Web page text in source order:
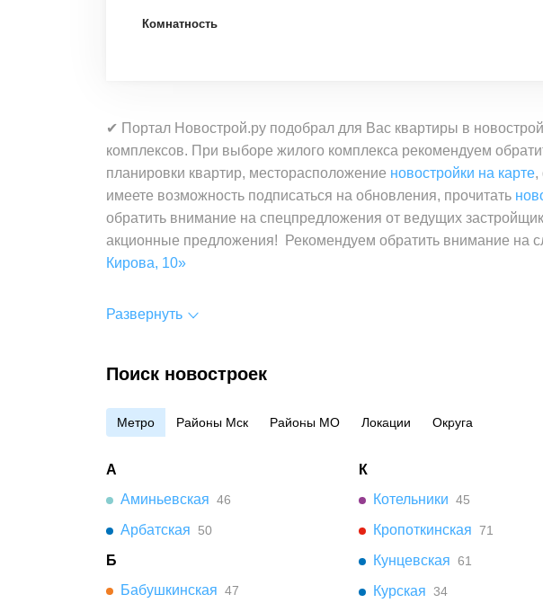
Комнатность
✔ Портал Новострой.ру подобрал для Вас квартиры в
комплексов. При выборе жилого комплекса рекомендуем
планировки квартир, месторасположение новостройки на карте,
имеете возможность подписаться на обновления, прочитать
обратить внимание на спецпредложения от ведущих
акционные предложения! Рекомендуем обратить внимание на
Кирова, 10»
Развернуть
Поиск новостроек
Метро Районы Мск Районы МО Локации Округа
А
Аминьевская 46
Арбатская 50
Б
Бабушкинская 47
К
Котельники 45
Кропоткинская 71
Кунцевская 61
Курская 34